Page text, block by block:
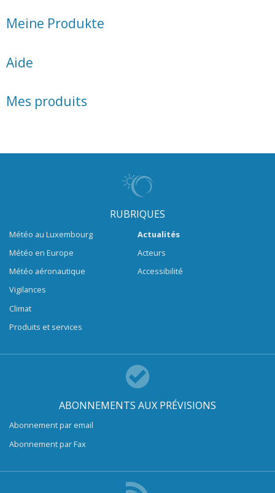
Meine Produkte
Aide
Mes produits
RUBRIQUES
Météo au Luxembourg
Météo en Europe
Météo aéronautique
Vigilances
Climat
Produits et services
Actualités
Acteurs
Accessibilité
ABONNEMENTS AUX PRÉVISIONS
Abonnement par email
Abonnement par Fax